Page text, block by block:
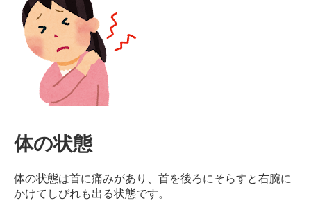
ン
デ
ィ
由
丘
体の状態
体の状態は首に痛みがあり、首を後ろにそらすと右腕に
かけてしびれも出る状態です。